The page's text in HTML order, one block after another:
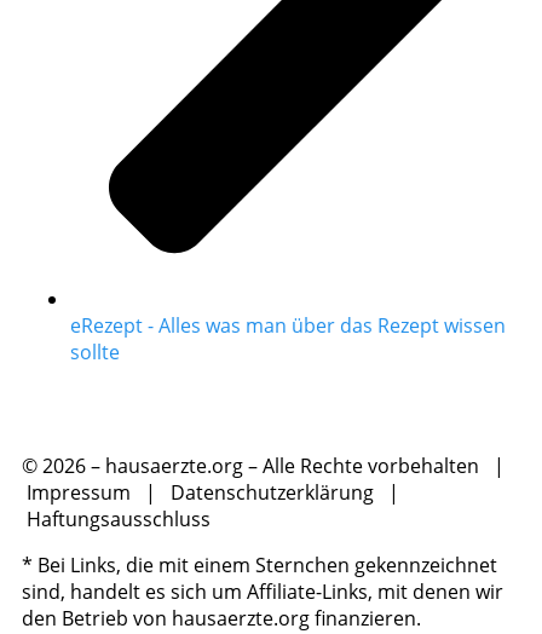
eRezept - Alles was man über das Rezept wissen
sollte
© 2026 – hausaerzte.org – Alle Rechte vorbehalten |
Impressum | Datenschutzerklärung |
Haftungsausschluss
* Bei Links, die mit einem Sternchen gekennzeichnet
sind, handelt es sich um Affiliate-Links, mit denen wir
den Betrieb von hausaerzte.org finanzieren.